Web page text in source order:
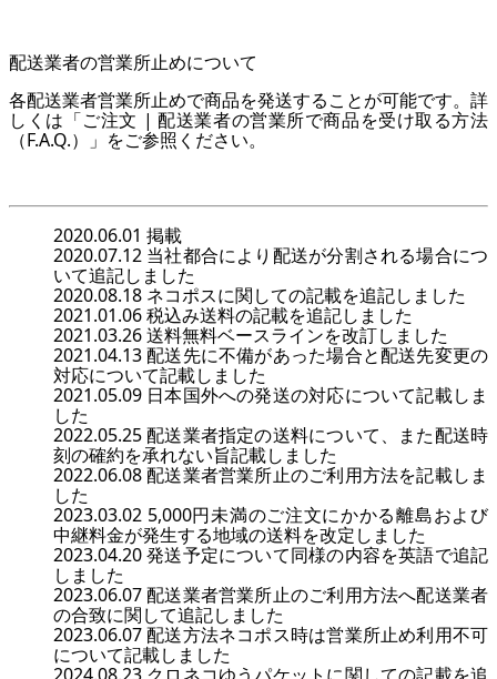
配送業者の営業所止めについて
各配送業者営業所止めで商品を発送することが可能です。詳
しくは「ご注文 | 配送業者の営業所で商品を受け取る方法
（F.A.Q.）
」をご参照ください。
2020.06.01 掲載
2020.07.12 当社都合により配送が分割される場合につ
いて追記しました
2020.08.18 ネコポスに関しての記載を追記しました
2021.01.06 税込み送料の記載を追記しました
2021.03.26 送料無料ベースラインを改訂しました
2021.04.13 配送先に不備があった場合と配送先変更の
対応について記載しました
2021.05.09 日本国外への発送の対応について記載しま
した
2022.05.25 配送業者指定の送料について、また配送時
刻の確約を承れない旨記載しました
2022.06.08 配送業者営業所止のご利用方法を記載しま
した
2023.03.02 5,000円未満のご注文にかかる離島および
中継料金が発生する地域の送料を改定しました
2023.04.20 発送予定について同様の内容を英語で追記
しました
2023.06.07 配送業者営業所止のご利用方法へ配送業者
の合致に関して追記しました
2023.06.07 配送方法ネコポス時は営業所止め利用不可
について記載しました
2024.08.23 クロネコゆうパケットに関しての記載を追